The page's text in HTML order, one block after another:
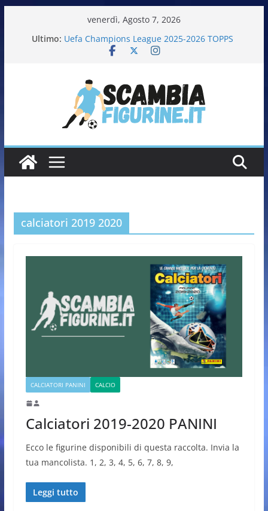
venerdì, Agosto 7, 2026
Ultimo: Uefa Champions League 2025-2026 TOPPS
Fifa World Cup 2026 PANINI
Calciatori Serie B BKT 2025-2026 PANINI
calciatori 2019 2020
CALCIATORI PANINI CALCIO
Calciatori 2019-2020 PANINI
Ecco le figurine disponibili di questa raccolta. Invia la
tua mancolista. 1, 2, 3, 4, 5, 6, 7, 8, 9,
Leggi tutto